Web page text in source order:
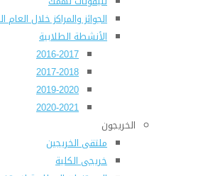
الجوائز والمراكز خلال العام
الأنشطة الطلابية
2016-2017
2017-2018
2019-2020
2020-2021
الخريجون
ملتقى الخريجين
خريجى الكلية